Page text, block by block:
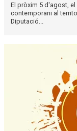
El pròxim 5 d'agost,
contemporani al
Diputació...